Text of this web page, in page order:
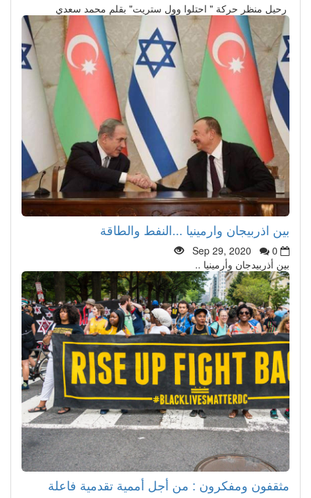
رحيل منظر حركة " احتلوا وول ستريت" بقلم محمد سعدي
بين اذربيجان وارمينيا ...النفط والطاقة
Sep 29, 2020
0
بين أذربيدجان وأرمينيا ..
مثقفون ومفكرون : من أجل أممية تقدمية فاعلة